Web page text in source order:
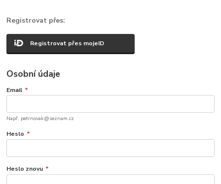
Registrovat přes:
Registrovat přes mojeID
Osobní údaje
Email *
Např. petrnovak@seznam.cz
Heslo *
Heslo znovu *